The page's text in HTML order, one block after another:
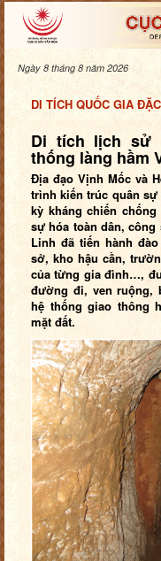
Ngày 8 tháng 8 năm 2026
DI TÍCH QUỐC GIA
Di tích lịch sử
thống làng hầm
Địa đạo Vịnh Mốc và
trình kiến trúc quân
kỳ kháng chiến
sự hóa toàn dân,
Linh đã tiến hành
sở, kho hậu cần,
của từng gia đình…,
đường đi, ven ruộng,
hệ thống giao thông
mặt đất.